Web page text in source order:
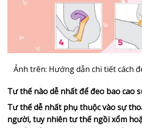
Ảnh trên: Hướng dẫn chi tiết cách
Tư thế nào dễ nhất để đeo bao cao
Tư thế dễ nhất phụ thuộc vào sự
người, tuy nhiên tư thế ngồi xổm